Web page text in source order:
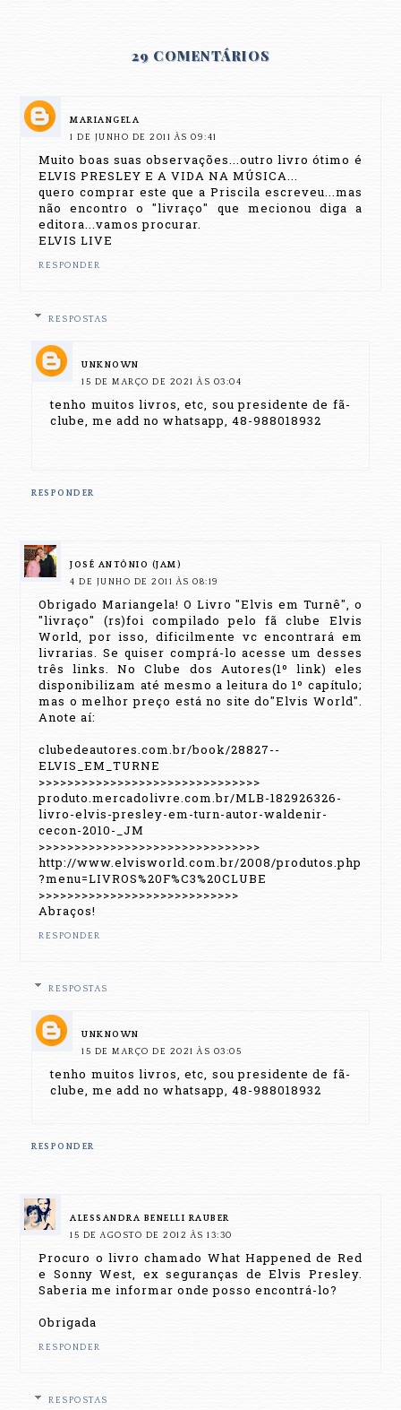
29 COMENTÁRIOS
MARIANGELA
1 DE JUNHO DE 2011 ÀS 09:41
Muito boas suas observações...outro livro ótimo é
ELVIS PRESLEY E A VIDA NA MÚSICA...
quero comprar este que a Priscila escreveu...mas
não encontro o "livraço" que mecionou diga a
editora...vamos procurar.
ELVIS LIVE
RESPONDER
RESPOSTAS
UNKNOWN
15 DE MARÇO DE 2021 ÀS 03:04
tenho muitos livros, etc, sou presidente de fã-
clube, me add no whatsapp, 48-988018932
RESPONDER
JOSÉ ANTÔNIO (JAM)
4 DE JUNHO DE 2011 ÀS 08:19
Obrigado Mariangela! O Livro "Elvis em Turnê", o
"livraço" (rs)foi compilado pelo fã clube Elvis
World, por isso, dificilmente vc encontrará em
livrarias. Se quiser comprá-lo acesse um desses
três links. No Clube dos Autores(1º link) eles
disponibilizam até mesmo a leitura do 1º capítulo;
mas o melhor preço está no site do"Elvis World".
Anote aí:
clubedeautores.com.br/book/28827--
ELVIS_EM_TURNE
>>>>>>>>>>>>>>>>>>>>>>>>>>>>>>>
produto.mercadolivre.com.br/MLB-182926326-
livro-elvis-presley-em-turn-autor-waldenir-
cecon-2010-_JM
>>>>>>>>>>>>>>>>>>>>>>>>>>>>>>>
http://www.elvisworld.com.br/2008/produtos.php
?menu=LIVROS%20F%C3%20CLUBE
>>>>>>>>>>>>>>>>>>>>>>>>>>>>
Abraços!
RESPONDER
RESPOSTAS
UNKNOWN
15 DE MARÇO DE 2021 ÀS 03:05
tenho muitos livros, etc, sou presidente de fã-
clube, me add no whatsapp, 48-988018932
RESPONDER
ALESSANDRA BENELLI RAUBER
15 DE AGOSTO DE 2012 ÀS 13:30
Procuro o livro chamado What Happened de Red
e Sonny West, ex seguranças de Elvis Presley.
Saberia me informar onde posso encontrá-lo?
Obrigada
RESPONDER
RESPOSTAS